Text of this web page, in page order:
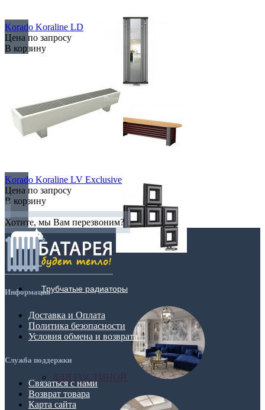
Эксклюзивные
Трубчатые радиаторы
Korado Koraline LD
Цена по запросу
В корзину
Korado Koraline LV Exclusive
Цена по запросу
В корзину
Хотите, мы Вам перезвоним?
Информация
Доставка и Оплата
Политика безопасности
Условия обмена и возврата
Служба поддержки
Связаться с нами
Возврат товара
Карта сайта